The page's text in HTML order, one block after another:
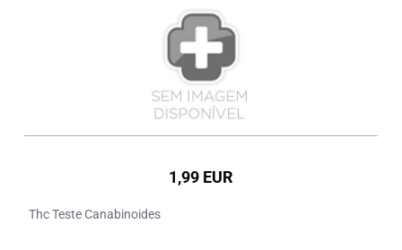
1,99 EUR
Thc Teste Canabinoides